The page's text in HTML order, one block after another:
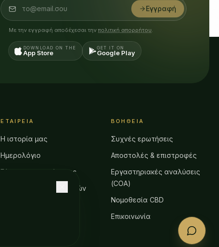
Εγγραφή
Με την εγγραφή αποδέχεσαι την πολιτική απορρήτου.
DOWNLOAD ON THE
App Store
GET IT ON
Google Play
ΕΤΑΙΡΕΊΑ
Η ιστορία μας
Ημερολόγιο
Εύρεση καταστήματος
Πρόγραμμα παραπομπών
ΒΟΉΘΕΙΑ
Συχνές ερωτήσεις
Αποστολές & επιστροφές
Εργαστηριακές αναλύσεις
(COA)
Νομοθεσία CBD
Επικοινωνία